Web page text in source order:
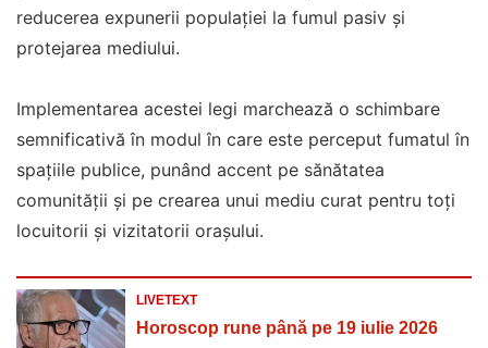
reducerea expunerii populației la fumul pasiv și
protejarea mediului.
Implementarea acestei legi marchează o schimbare
semnificativă în modul în care este perceput fumatul în
spațiile publice, punând accent pe sănătatea
comunității și pe crearea unui mediu curat pentru toți
locuitorii și vizitatorii orașului.
LIVETEXT
Horoscop rune până pe 19 iulie 2026